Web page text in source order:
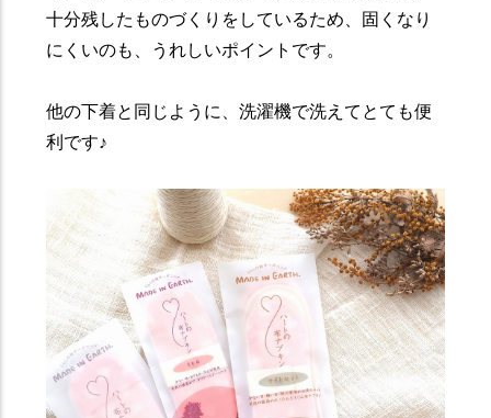
十分残したものづくりをしているため、固くなり
にくいのも、うれしいポイントです。
他の下着と同じように、洗濯機で洗えてとても便
利です♪